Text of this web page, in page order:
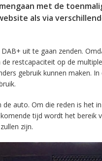
met de
als via
uit te gaan zenden.
restcapaciteit op de
gebruik kunnen maken.
auto. Om die reden is het
tijd wordt het bereik
zijn.